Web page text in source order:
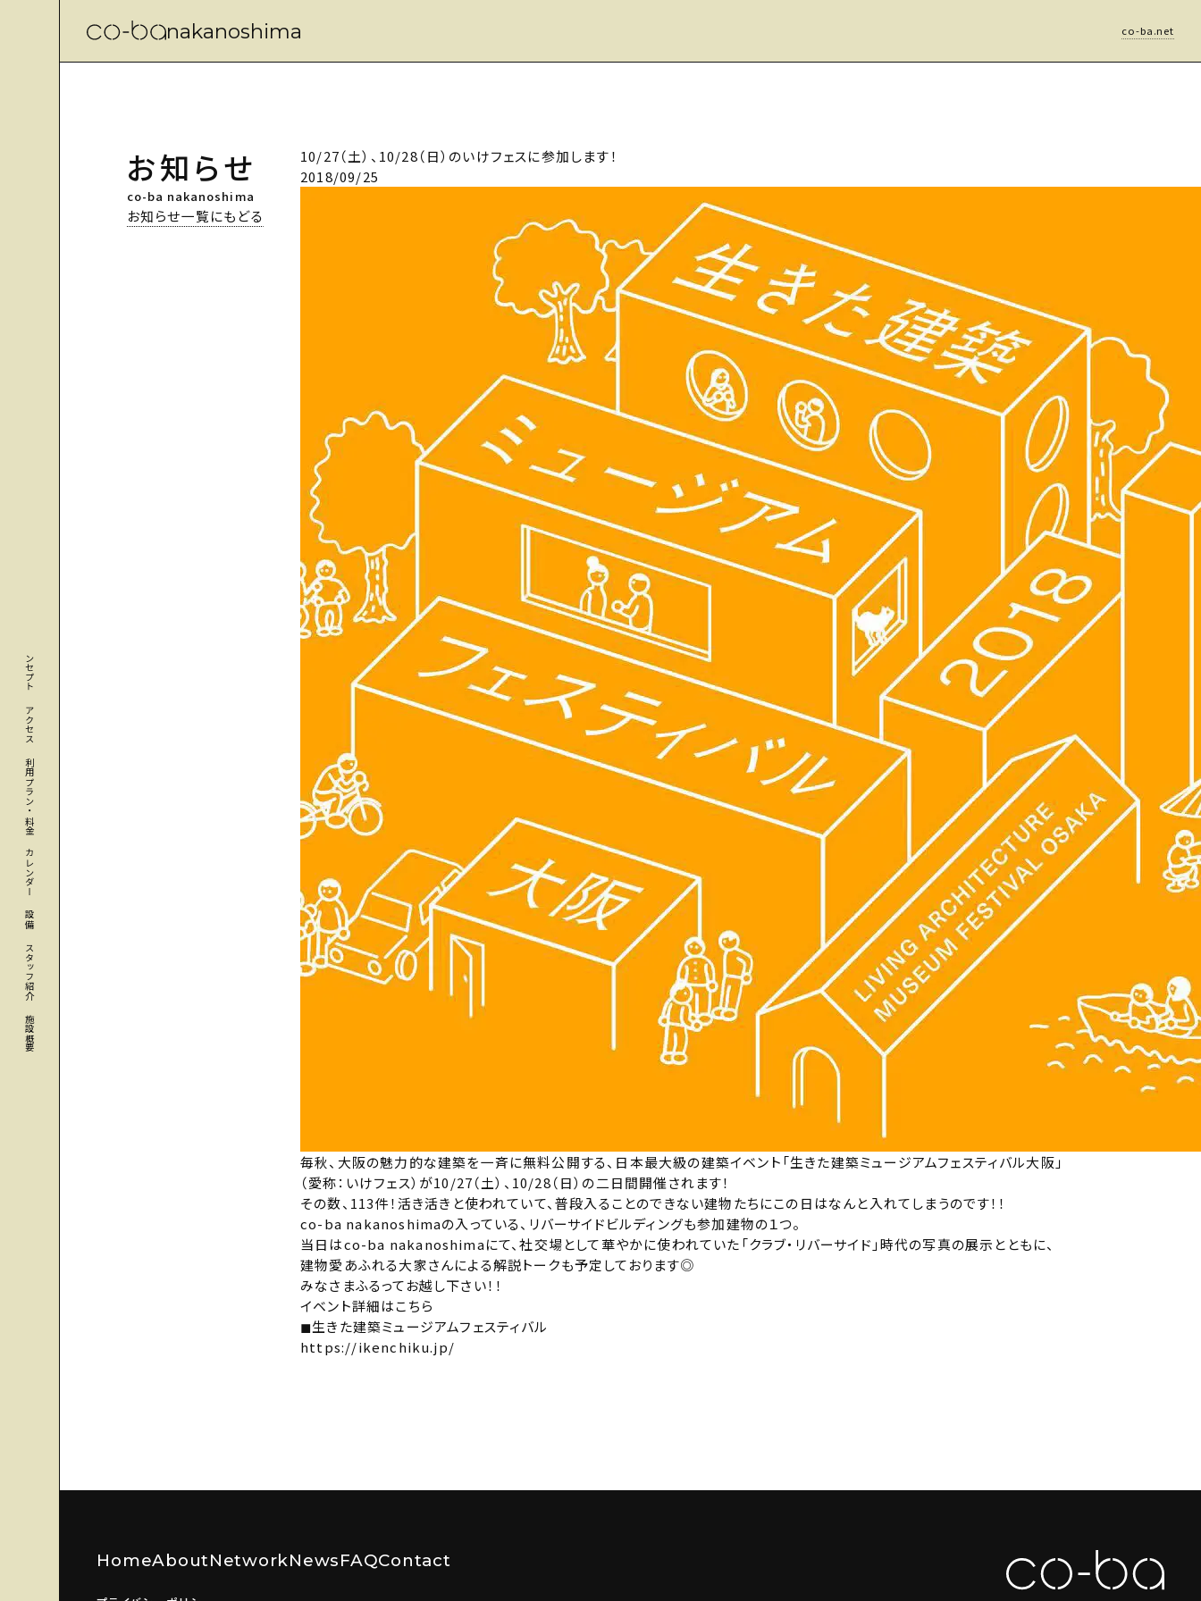
nakanoshima co-ba.net
コンセプト
アクセス
利用プラン・料金
カレンダー
設備
スタッフ紹介
施設概要
お知らせ
co-ba nakanoshima
お知らせ一覧にもどる
10/27（土）、10/28（日）のいけフェスに参加します！
2018/09/25
毎秋、大阪の魅力的な建築を一斉に無料公開する、日本最大級の建築イベント「生きた建築ミュージアムフェスティバル大阪」
（愛称：いけフェス）が10/27（土）、10/28（日）の二日間開催されます！
その数、113件！活き活きと使われていて、普段入ることのできない建物たちにこの日はなんと入れてしまうのです！！
co-ba nakanoshimaの入っている、リバーサイドビルディングも参加建物の１つ。
当日はco-ba nakanoshimaにて、社交場として華やかに使われていた「クラブ・リバーサイド」時代の写真の展示とともに、
建物愛あふれる大家さんによる解説トークも予定しております◎
みなさまふるってお越し下さい！！
イベント詳細はこちら
◼︎生きた建築ミュージアムフェスティバル
https://ikenchiku.jp/
HomeAboutNetworkNewsFAQContact